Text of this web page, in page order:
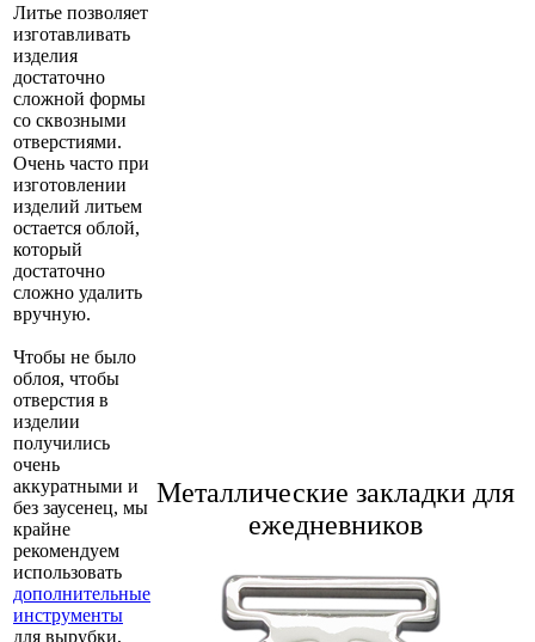
Литье позволяет
изготавливать
изделия
достаточно
сложной формы
со сквозными
отверстиями.
Очень часто при
изготовлении
изделий литьем
остается облой,
который
достаточно
сложно удалить
вручную.
Чтобы не было
облоя, чтобы
отверстия в
изделии
получились
очень
аккуратными и
без заусенец, мы
крайне
рекомендуем
использовать
дополнительные
инструменты
для вырубки,
Металлические закладки для
ежедневников